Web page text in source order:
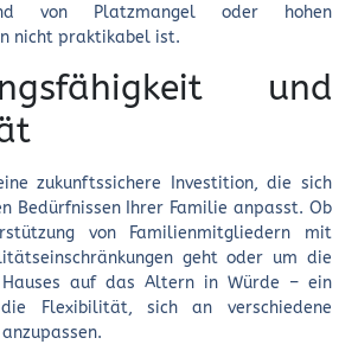
von Platzmangel oder hohen
nicht praktikabel ist.
und
zukunftssichere Investition, die sich
Bedürfnissen Ihrer Familie anpasst. Ob
von Familienmitgliedern mit
geht oder um die
Hauses auf das Altern in Würde – ein
Flexibilität, sich an verschiedene